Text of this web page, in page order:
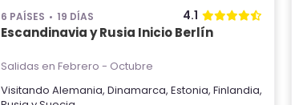
6 PAÍSES 19 DÍAS 4.1
Escandinavia y Rusia Inicio Berlín
Salidas en Febrero - Octubre
Visitando Alemania, Dinamarca, Estonia, Finlandia,